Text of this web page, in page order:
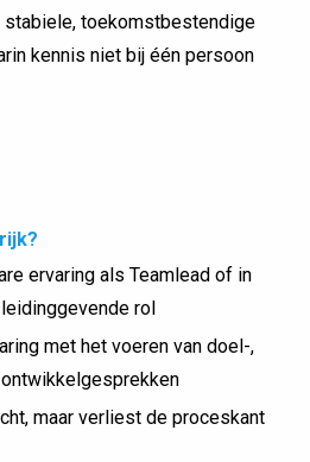
stabiele, toekomstbestendige
kennis niet bij één persoon
ervaring als Teamlead of in
rol
met het voeren van doel-,
maar verliest de proceskant